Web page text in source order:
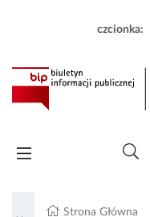
czcionka:
Strona Główna